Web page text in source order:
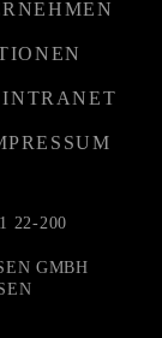
INTRANET
22-200
GMBH